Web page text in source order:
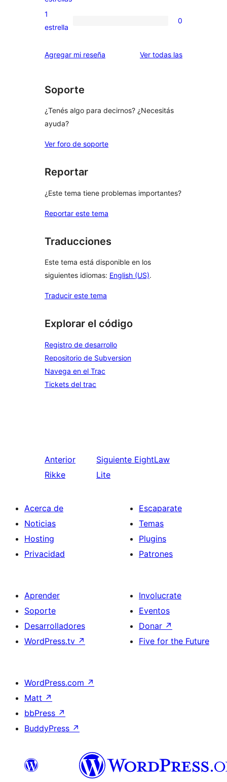
valoraciones
de
estrellas
0
de
1
estrella
0
Agregar mi reseña Ver todas lasreseñas
Soporte
¿Tenés algo para decirnos? ¿Necesitás
ayuda?
Ver foro de soporte
Reportar
¿Este tema tiene problemas importantes?
Reportar este tema
Traducciones
Este tema está disponible en los
siguientes idiomas: English (US).
Traducir este tema
Explorar el código
Registro de desarrollo
Repositorio de Subversion
Navega en el Trac
Tickets del trac
Anterior
Rikke
Siguiente EightLaw
Lite
Acerca de
Noticias
Hosting
Privacidad
Escaparate
Temas
Plugins
Patrones
Aprender
Soporte
Desarrolladores
WordPress.tv ↗
Involucrate
Eventos
Donar ↗
Five for the Future
WordPress.com ↗
Matt ↗
bbPress ↗
BuddyPress ↗